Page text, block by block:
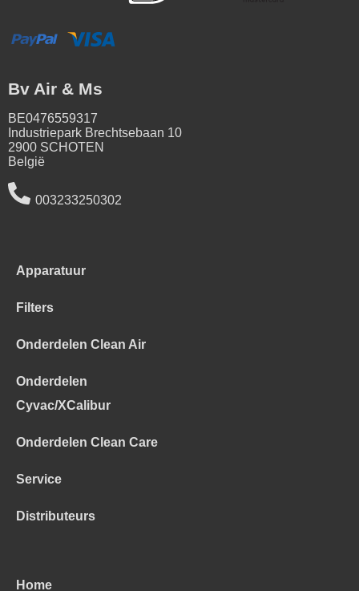
Bv Air & Ms
BE0476559317
Industriepark Brechtsebaan 10
2900 SCHOTEN
België
003233250302
Apparatuur
Filters
Onderdelen Clean Air
Onderdelen
Cyvac/XCalibur
Onderdelen Clean Care
Service
Distributeurs
Home